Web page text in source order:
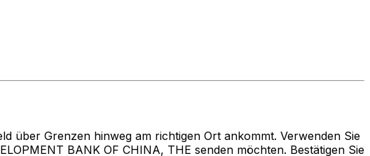
über Grenzen hinweg am richtigen Ort ankommt. Verwenden Sie
BANK OF CHINA, THE senden möchten. Bestätigen Sie